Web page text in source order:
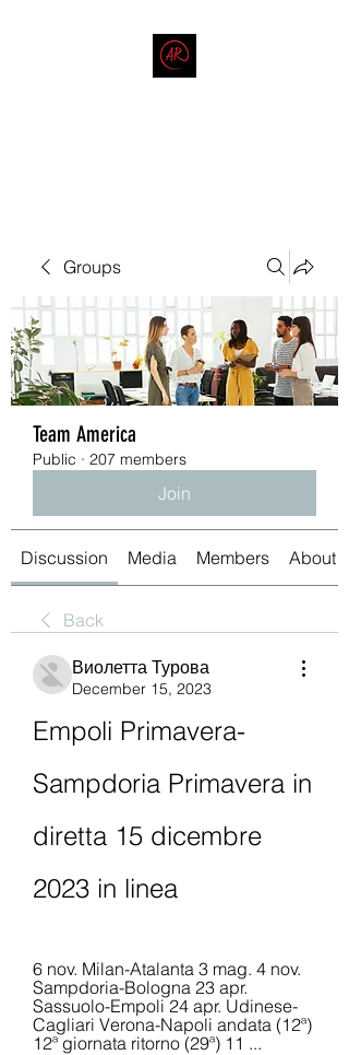
Groups
Team America
Public · 207 members
Join
Discussion Media Members About
Back
Виолетта Турова
December 15, 2023
Empoli Primavera-
Sampdoria Primavera in
diretta 15 dicembre
2023 in linea
6 nov. Milan-Atalanta 3 mag. 4 nov.
Sampdoria-Bologna 23 apr.
Sassuolo-Empoli 24 apr. Udinese-
Cagliari Verona-Napoli andata (12ª)
12ª giornata ritorno (29ª) 11 ...